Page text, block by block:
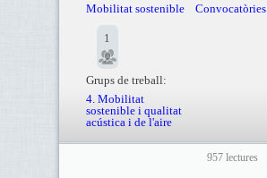
Mobilitat sostenible
Convocatòries
1
Grups de treball:
4. Mobilitat
sostenible i qualitat
acústica i de l'aire
957 lectures